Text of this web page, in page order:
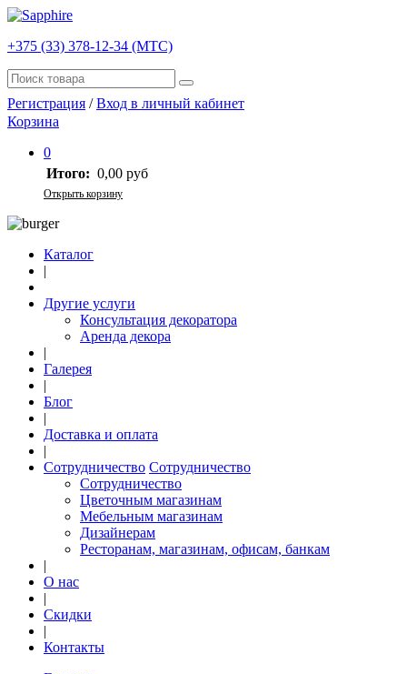
+375 (33) 378-12-34 (МТС)
Регистрация /Вход в личный кабинет
Корзина
0
Итого: 0,00 руб
Открыть корзину
Каталог
|
Другие услуги
Консультация декоратора
Аренда декора
|
Галерея
|
Блог
|
Доставка и оплата
|
Сотрудничество Сотрудничество
Сотрудничество
Цветочным магазинам
Мебельным магазинам
Дизайнерам
Ресторанам, магазинам, офисам, банкам
|
О нас
|
Скидки
|
Контакты